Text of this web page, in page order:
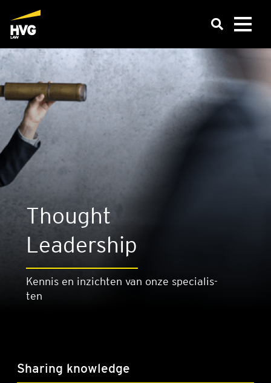
Thought
Lea­der­ship
Kennis en inzich­ten van onze spe­ci­a­lis­
ten
Sha­ring know­led­ge